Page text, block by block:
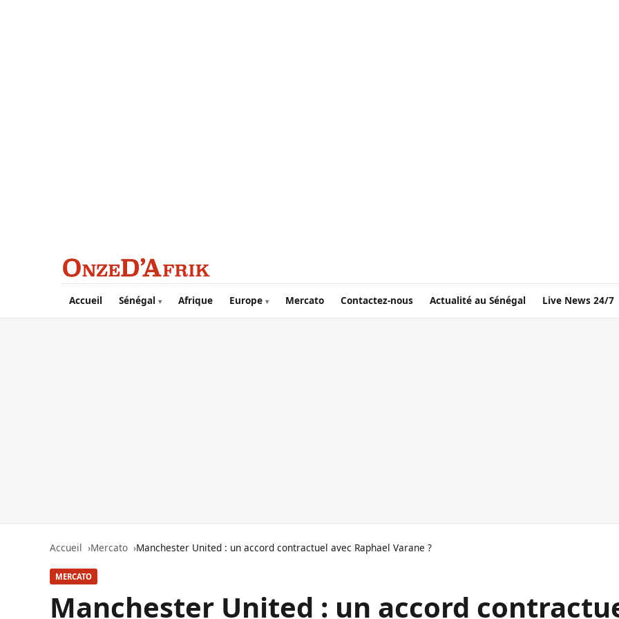
Aller au contenu principal
Accueil Sénégal Afrique Europe Mercato Contactez-nous Actualité au Sénégal Live News 24/7
Accueil Mercato Manchester United : un accord contractuel avec Raphael Varane ?
MERCATO
Manchester United : un accord